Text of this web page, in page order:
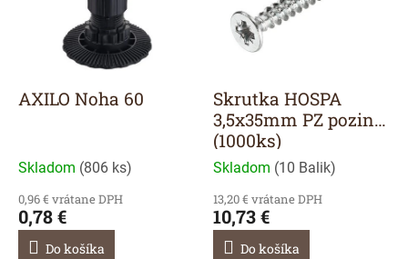
d
v
AXILO Noha 60
Skladom (806 ks)
0,96 € vrátane DPH
0,78 €
Do košíka
Skrutka HOSPA
3,5x35mm PZ pozink.
(1000ks)
Skladom (10 Balik)
13,20 € vrátane DPH
10,73 €
Do košíka